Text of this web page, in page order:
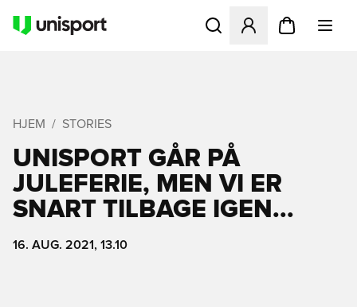
Åbner en Modal til at
HJEM STORIES
UNISPORT GÅR PÅ
JULEFERIE, MEN VI ER
SNART TILBAGE IGEN...
16. AUG. 2021, 13.10